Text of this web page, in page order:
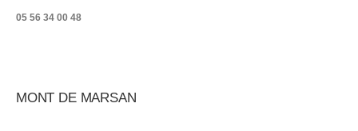
05 56 34 00 48
MONT DE MARSAN